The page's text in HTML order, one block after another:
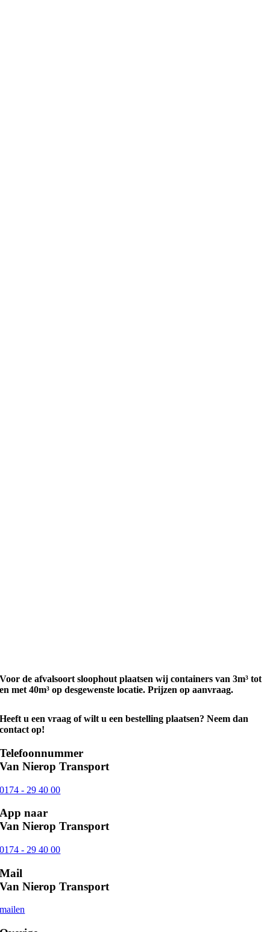
Voor de afvalsoort sloophout plaatsen wij containers van 3m³ tot
en met 40m³ op desgewenste locatie. Prijzen op aanvraag.
Heeft u een vraag of wilt u een bestelling plaatsen? Neem dan
contact op!
Telefoonnummer
Van Nierop Transport
0174 - 29 40 00
App naar
Van Nierop Transport
0174 - 29 40 00
Mail
Van Nierop Transport
mailen